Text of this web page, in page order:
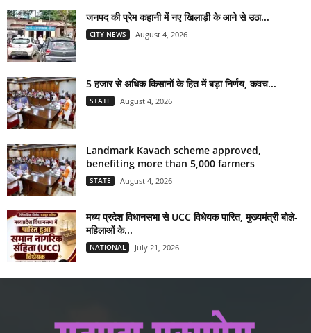
जनपद की प्रेम कहानी में नए खिलाड़ी के आने से उठा...
CITY NEWS August 4, 2026
5 हजार से अधिक किसानों के हित में बड़ा निर्णय, कवच...
STATE August 4, 2026
Landmark Kavach scheme approved,
benefiting more than 5,000 farmers
STATE August 4, 2026
मध्य प्रदेश विधानसभा से UCC विधेयक पारित, मुख्यमंत्री बोले-
महिलाओं के...
NATIONAL July 21, 2026